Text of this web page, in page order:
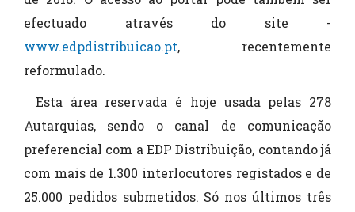
efectuado através do site -
www.edpdistribuicao.pt, recentemente
reformulado.
Esta área reservada é hoje usada pelas 278
Autarquias, sendo o canal de comunicação
preferencial com a EDP Distribuição, contando já
com mais de 1.300 interlocutores registados e de
25.000 pedidos submetidos. Só nos últimos três